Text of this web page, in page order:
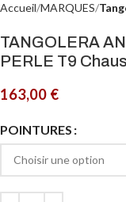
Accueil MARQUES
TANGOLERA
PERLE T9
163,00 €
POINTURES